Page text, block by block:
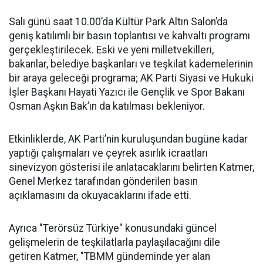
Salı günü saat 10.00’da Kültür Park Altın Salon’da
geniş katılımlı bir basın toplantısı ve kahvaltı programı
gerçekleştirilecek. Eski ve yeni milletvekilleri,
bakanlar, belediye başkanları ve teşkilat kademelerinin
bir araya geleceği programa; AK Parti Siyasi ve Hukuki
İşler Başkanı Hayati Yazıcı ile Gençlik ve Spor Bakanı
Osman Aşkın Bak’ın da katılması bekleniyor.
Etkinliklerde, AK Parti’nin kuruluşundan bugüne kadar
yaptığı çalışmaları ve çeyrek asırlık icraatları
sinevizyon gösterisi ile anlatacaklarını belirten Katmer,
Genel Merkez tarafından gönderilen basın
açıklamasını da okuyacaklarını ifade etti.
Ayrıca "Terörsüz Türkiye" konusundaki güncel
gelişmelerin de teşkilatlarla paylaşılacağını dile
getiren Katmer, "TBMM gündeminde yer alan